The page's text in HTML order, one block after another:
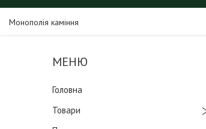
Монополія каміння
Головна
Товари